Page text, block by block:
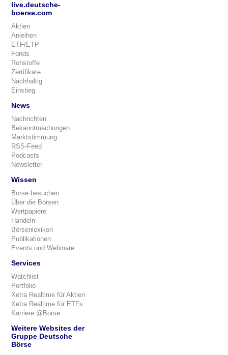
live.deutsche-
boerse.com
Aktien
Anleihen
ETF/ETP
Fonds
Rohstoffe
Zertifikate
Nachhaltig
Einstieg
News
Nachrichten
Bekanntmachungen
Marktstimmung
RSS-Feed
Podcasts
Newsletter
Wissen
Börse besuchen
Über die Börsen
Wertpapiere
Handeln
Börsenlexikon
Publikationen
Events und Webinare
Services
Watchlist
Portfolio
Xetra Realtime für Aktien
Xetra Realtime für ETFs
Karriere @Börse
Weitere Websites der
Gruppe Deutsche
Börse